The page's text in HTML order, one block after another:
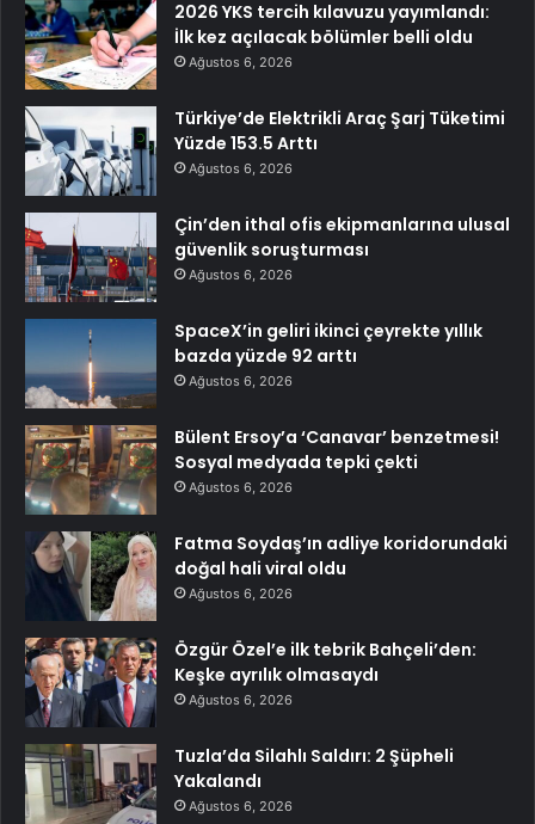
2026 YKS tercih kılavuzu yayımlandı:
İlk kez açılacak bölümler belli oldu
Ağustos 6, 2026
Türkiye’de Elektrikli Araç Şarj Tüketimi
Yüzde 153.5 Arttı
Ağustos 6, 2026
Çin’den ithal ofis ekipmanlarına ulusal
güvenlik soruşturması
Ağustos 6, 2026
SpaceX’in geliri ikinci çeyrekte yıllık
bazda yüzde 92 arttı
Ağustos 6, 2026
Bülent Ersoy’a ‘Canavar’ benzetmesi!
Sosyal medyada tepki çekti
Ağustos 6, 2026
Fatma Soydaş’ın adliye koridorundaki
doğal hali viral oldu
Ağustos 6, 2026
Özgür Özel’e ilk tebrik Bahçeli’den:
Keşke ayrılık olmasaydı
Ağustos 6, 2026
Tuzla’da Silahlı Saldırı: 2 Şüpheli
Yakalandı
Ağustos 6, 2026